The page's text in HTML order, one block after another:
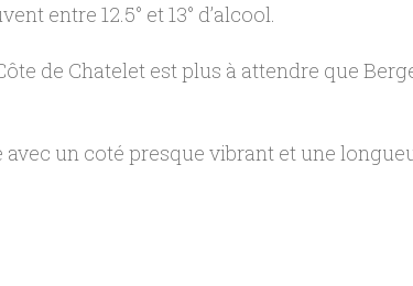
entre 12.5° et 13° d’alcool.
de Chatelet est plus à attendre que
un coté presque vibrant et une